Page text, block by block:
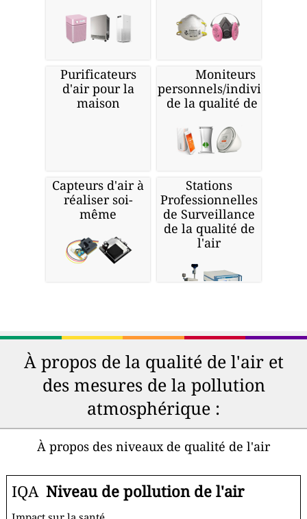
Purificateurs
d'air pour la
maison
Moniteurs
personnels/individuels
de la qualité de l'air
Capteurs d'air à
réaliser soi-
même
Stations
Professionnelles
de Surveillance
de la qualité de
l'air
À propos de la qualité de l'air et
des mesures de la pollution
atmosphérique :
À propos des niveaux de qualité de l'air
IQA Niveau de pollution de l'air